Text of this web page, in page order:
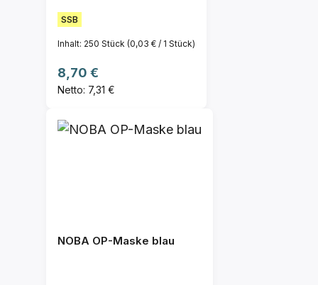
SSB
Inhalt: 250 Stück (0,03 € / 1 Stück)
Regulärer Preis:
8,70 €
Netto: 7,31 €
NOBA OP-Maske blau